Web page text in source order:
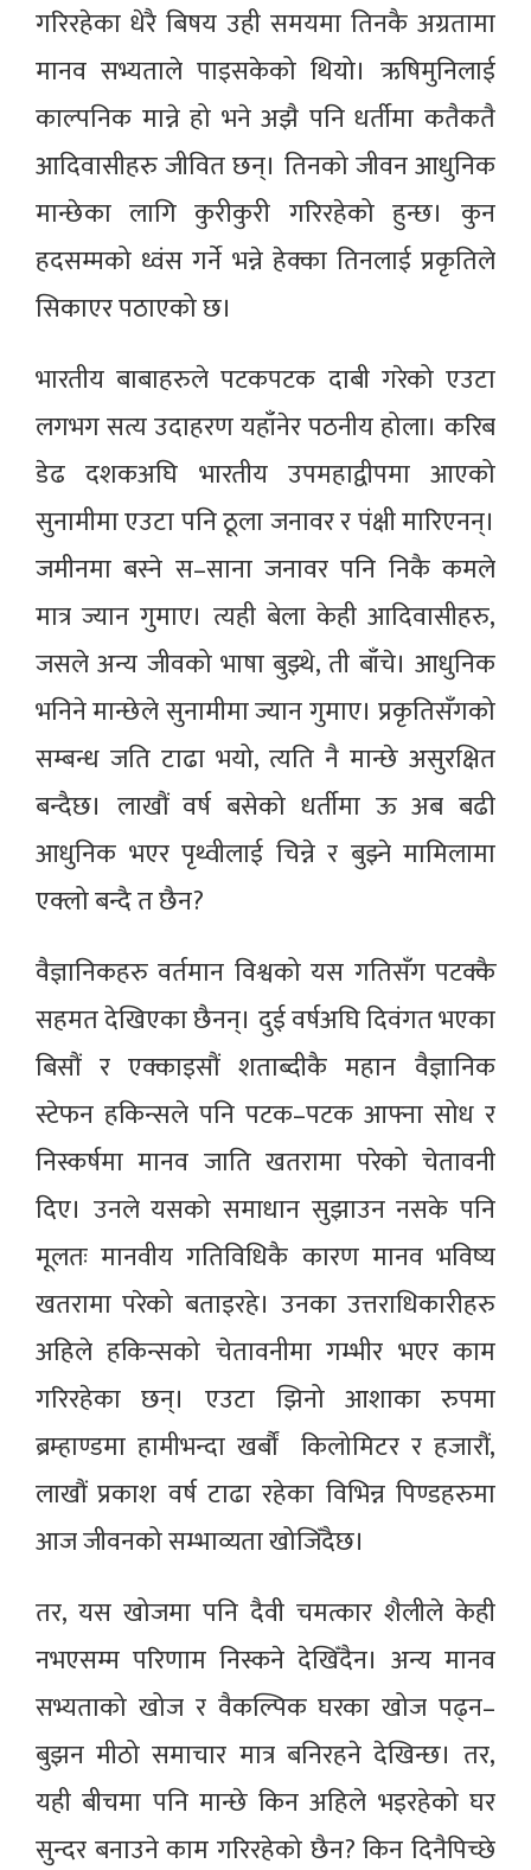
गरिरहेका धेरै बिषय उही समयमा तिनकै अग्रतामा
मानव सभ्यताले पाइसकेको थियो। ऋषिमुनिलाई
काल्पनिक मान्ने हो भने अझै पनि धर्तीमा कतैकतै
आदिवासीहरु जीवित छन्। तिनको जीवन आधुनिक
मान्छेका लागि कुरीकुरी गरिरहेको हुन्छ। कुन
हदसम्मको ध्वंस गर्ने भन्ने हेक्का तिनलाई प्रकृतिले
सिकाएर पठाएको छ।
भारतीय बाबाहरुले पटकपटक दाबी गरेको एउटा
लगभग सत्य उदाहरण यहाँनेर पठनीय होला। करिब
डेढ दशकअघि भारतीय उपमहाद्वीपमा आएको
सुनामीमा एउटा पनि ठूला जनावर र पंक्षी मारिएनन्।
जमीनमा बस्ने स–साना जनावर पनि निकै कमले
मात्र ज्यान गुमाए। त्यही बेला केही आदिवासीहरु,
जसले अन्य जीवको भाषा बुझ्थे, ती बाँचे। आधुनिक
भनिने मान्छेले सुनामीमा ज्यान गुमाए। प्रकृतिसँगको
सम्बन्ध जति टाढा भयो, त्यति नै मान्छे असुरक्षित
बन्दैछ। लाखौं वर्ष बसेको धर्तीमा ऊ अब बढी
आधुनिक भएर पृथ्वीलाई चिन्ने र बुझ्ने मामिलामा
एक्लो बन्दै त छैन?
वैज्ञानिकहरु वर्तमान विश्वको यस गतिसँग पटक्कै
सहमत देखिएका छैनन्। दुई वर्षअघि दिवंगत भएका
बिसौं र एक्काइसौं शताब्दीकै महान वैज्ञानिक
स्टेफन हकिन्सले पनि पटक–पटक आफ्ना सोध र
निस्कर्षमा मानव जाति खतरामा परेको चेतावनी
दिए। उनले यसको समाधान सुझाउन नसके पनि
मूलतः मानवीय गतिविधिकै कारण मानव भविष्य
खतरामा परेको बताइरहे। उनका उत्तराधिकारीहरु
अहिले हकिन्सको चेतावनीमा गम्भीर भएर काम
गरिरहेका छन्। एउटा झिनो आशाका रुपमा
ब्रम्हाण्डमा हामीभन्दा खर्बौं किलोमिटर र हजारौं,
लाखौं प्रकाश वर्ष टाढा रहेका विभिन्न पिण्डहरुमा
आज जीवनको सम्भाव्यता खोजिँदैछ।
तर, यस खोजमा पनि दैवी चमत्कार शैलीले केही
नभएसम्म परिणाम निस्कने देखिँदैन। अन्य मानव
सभ्यताको खोज र वैकल्पिक घरका खोज पढ्न–
बुझन मीठो समाचार मात्र बनिरहने देखिन्छ। तर,
यही बीचमा पनि मान्छे किन अहिले भइरहेको घर
सुन्दर बनाउने काम गरिरहेको छैन? किन दिनैपिच्छे